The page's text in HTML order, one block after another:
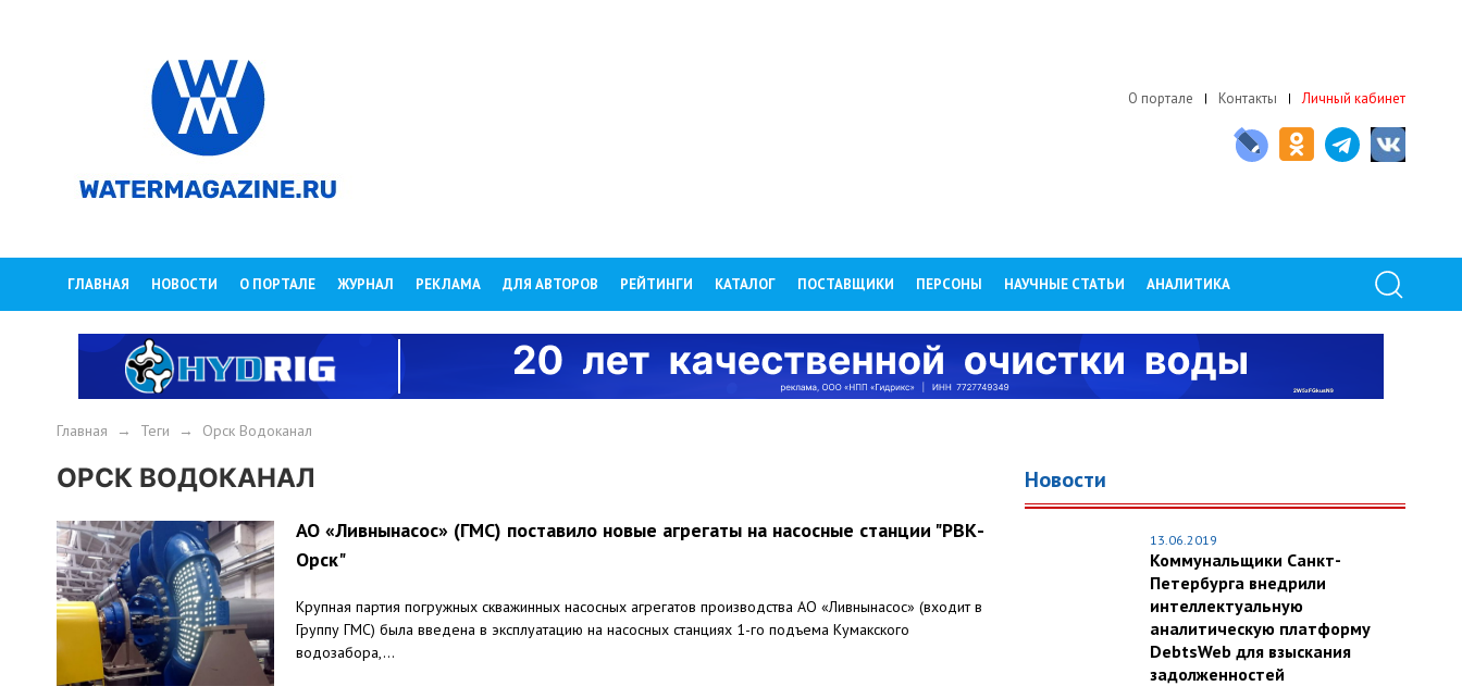
О портале Контакты Личный кабинет
ГЛАВНАЯ НОВОСТИ О ПОРТАЛЕ ЖУРНАЛ РЕКЛАМА ДЛЯ АВТОРОВ РЕЙТИНГИ КАТАЛОГ ПОСТАВЩИКИ ПЕРСОНЫ НАУЧНЫЕ СТАТЬИ АНАЛИТИКА
Главная → Теги → Орск Водоканал
ОРСК ВОДОКАНАЛ
АО «Ливнынасос» (ГМС) поставило новые агрегаты на насосные станции "РВК-
Орск"
Крупная партия погружных скважинных насосных агрегатов производства АО «Ливнынасос» (входит в
Группу ГМС) была введена в эксплуатацию на насосных станциях 1-го подъема Кумакского
водозабора,...
Новости
13.06.2019
Коммунальщики Санкт-
Петербурга внедрили
интеллектуальную
аналитическую платформу
DebtsWeb для взыскания
задолженностей